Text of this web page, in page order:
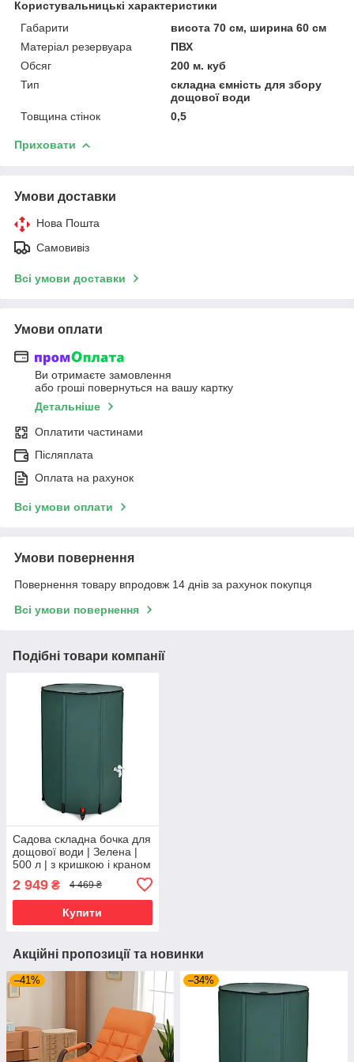
Користувальницькі характеристики
Габарити
висота 70 см, ширина 60 см
Матеріал резервуара
ПВХ
Обсяг
200 м. куб
Тип
складна ємність для збору
дощової води
Товщина стінок
0,5
Приховати
Умови доставки
Нова Пошта
Самовивіз
Всі умови доставки
Умови оплати
Ви отримаєте замовлення
або гроші повернуться на вашу картку
Детальніше
Оплатити частинами
Післяплата
Оплата на рахунок
Всі умови оплати
Умови повернення
Повернення товару впродовж 14 днів за рахунок покупця
Всі умови повернення
Подібні товари компанії
Садова складна бочка для
дощової води | Зелена |
500 л | з кришкою і краном
| WCG W-WB16-500 | для
саду, городу та збору води
2 949 ₴ 4 469 ₴
Купити
Акційні пропозиції та новинки
–41% –34%